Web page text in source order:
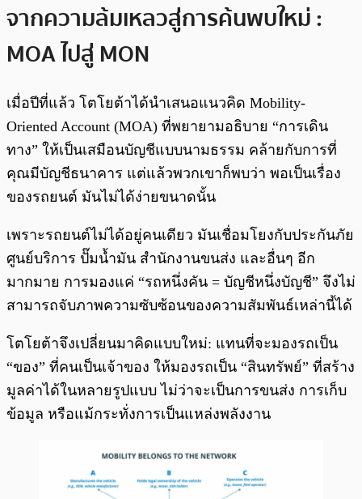
จากความล้มเหลวสู่การค้นพบใหม่ :
MOA ไปสู่ MON
เมื่อปีที่แล้ว โตโยต้าได้นำเสนอแนวคิด Mobility-
Oriented Account (MOA) ที่พยายามอธิบาย “การเดิน
ทาง” ให้เป็นเสมือนบัญชีแบบนามธรรม คล้ายกับการที่
คุณมีบัญชีธนาคาร แต่แล้วพวกเขาก็พบว่า พอเป็นเรื่อง
ของรถยนต์ มันไม่ได้ง่ายขนาดนั้น
เพราะรถยนต์ไม่ได้อยู่คนเดียว มันเชื่อมโยงกับประกันภัย
ศูนย์บริการ ปั๊มน้ำมัน สำนักงานขนส่ง และอื่นๆ อีก
มากมาย การมองแค่ “รถหนึ่งคัน = บัญชีหนึ่งบัญชี” จึงไม่
สามารถจับภาพความซับซ้อนของความสัมพันธ์เหล่านี้ได้
โตโยต้าจึงเปลี่ยนมาคิดแบบใหม่: แทนที่จะมองรถเป็น
“ของ” ที่คนเป็นเจ้าของ ให้มองรถเป็น “สินทรัพย์” ที่สร้าง
มูลค่าได้ในหลายรูปแบบ ไม่ว่าจะเป็นการขนส่ง การเก็บ
ข้อมูล หรือแม้กระทั่งการเป็นแหล่งพลังงาน